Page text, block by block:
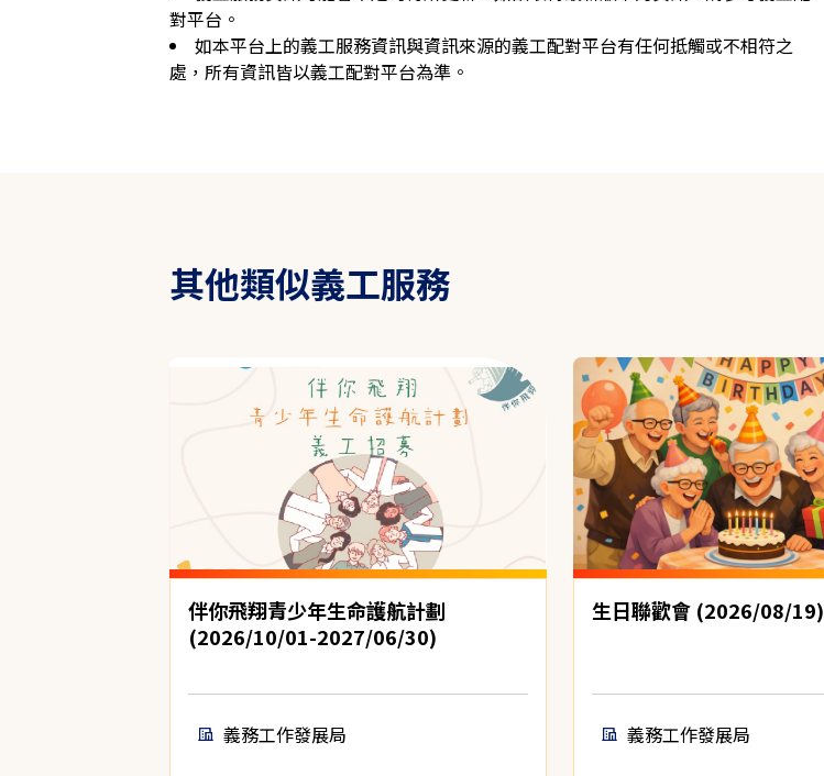
對平台。
如本平台上的義工服務資訊與資訊來源的義工配對平台有任何抵觸或不相符之
處，所有資訊皆以義工配對平台為準。
其他類似義工服務
伴你飛翔青少年生命護航計劃
(2026/10/01-2027/06/30)
義務工作發展局
生日聯歡會 (2026/08/19)
義務工作發展局